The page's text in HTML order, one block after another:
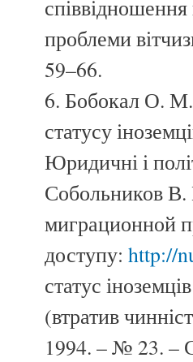
проблеми
59–66.
6. Бобокал О. М.
статусу
Юридичні і
Собольников
миграционной
доступу: http://
статус
(втратив
1994. – № 23. –